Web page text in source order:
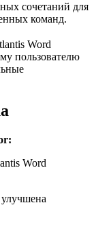
сочетаний для
команд.
Word
пользователю
Word